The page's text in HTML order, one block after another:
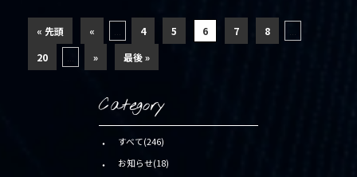
« 先頭 « 4 5 6 7 8
20
» 最後 »
Category
すべて(246)
お知らせ(18)